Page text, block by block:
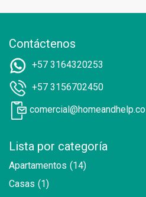
Contáctenos
+57 3164320253
+57 3156702450
comercial@homeandhelp.co
Lista por categoría
Apartamentos (14)
Casas (1)